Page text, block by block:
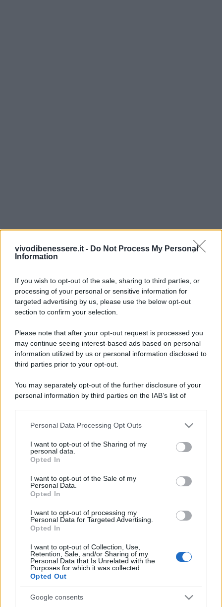
vivodibenessere.it - Do Not Process My Personal
Information
If you wish to opt-out of the sale, sharing to third parties, or
processing of your personal or sensitive information for
targeted advertising by us, please use the below opt-out
section to confirm your selection.
Please note that after your opt-out request is processed you
may continue seeing interest-based ads based on personal
information utilized by us or personal information disclosed to
third parties prior to your opt-out.
You may separately opt-out of the further disclosure of your
personal information by third parties on the IAB’s list of
This information may also be disclosed by us to third parties
disclose it to other third parties.
Please note that this website/app uses one or more Google
services and may gather and store information including but
not limited to your visit or usage behaviour. You may click to
grant or deny consent to Google and its third-party tags to
consent section.
Personal Data Processing Opt Outs
I want to opt-out of the Sharing of my
personal data.
Opted In
I want to opt-out of the Sale of my
Personal Data.
Opted In
I want to opt-out of processing my
Personal Data for Targeted Advertising.
Opted In
I want to opt-out of Collection, Use,
Retention, Sale, and/or Sharing of my
Personal Data that Is Unrelated with the
Purposes for which it was collected.
Opted Out
Google consents